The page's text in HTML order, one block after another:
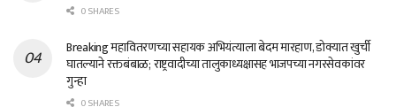
0 SHARES
Breaking महावितरणच्या सहायक अभियंत्याला बेदम मारहाण, डोक्यात खुर्ची
घातल्याने रक्तबंबाळ; राष्ट्रवादीच्या तालुकाध्यक्षासह भाजपच्या नगरसेवकांवर
गुन्हा
0 SHARES